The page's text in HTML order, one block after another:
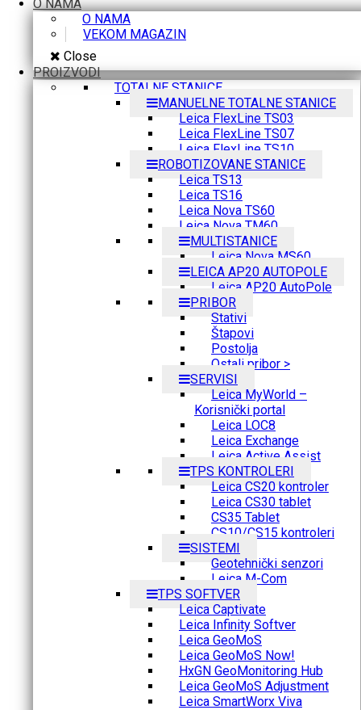
O NAMA
O NAMA
VEKOM MAGAZIN
Close
PROIZVODI
TOTALNE STANICE
MANUELNE TOTALNE STANICE
Leica FlexLine TS03
Leica FlexLine TS07
Leica FlexLine TS10
ROBOTIZOVANE STANICE
Leica TS13
Leica TS16
Leica Nova TS60
Leica Nova TM60
MULTISTANICE
Leica Nova MS60
LEICA AP20 AUTOPOLE
Leica AP20 AutoPole
PRIBOR
Stativi
Štapovi
Postolja
Ostali pribor >
SERVISI
Leica MyWorld –
Korisnički portal
Leica LOC8
Leica Exchange
Leica Active Assist
TPS KONTROLERI
Leica CS20 kontroler
Leica CS30 tablet
CS35 Tablet
CS10/CS15 kontroleri
SISTEMI
Geotehnički senzori
Leica M-Com
TPS SOFTVER
Leica Captivate
Leica Infinity Softver
Leica GeoMoS
Leica GeoMoS Now!
HxGN GeoMonitoring Hub
Leica GeoMoS Adjustment
Leica SmartWorx Viva